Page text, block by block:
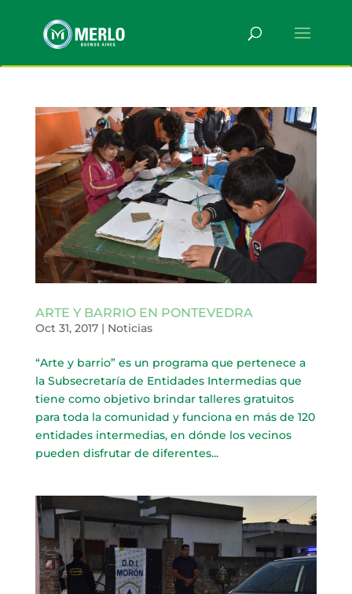
ARTE Y BARRIO EN PONTEVEDRA
Oct 31, 2017| Noticias
“Arte y barrio” es un programa que pertenece a
la Subsecretaría de Entidades Intermedias que
tiene como objetivo brindar talleres gratuitos
para toda la comunidad y funciona en más de 120
entidades intermedias, en dónde los vecinos
pueden disfrutar de diferentes...